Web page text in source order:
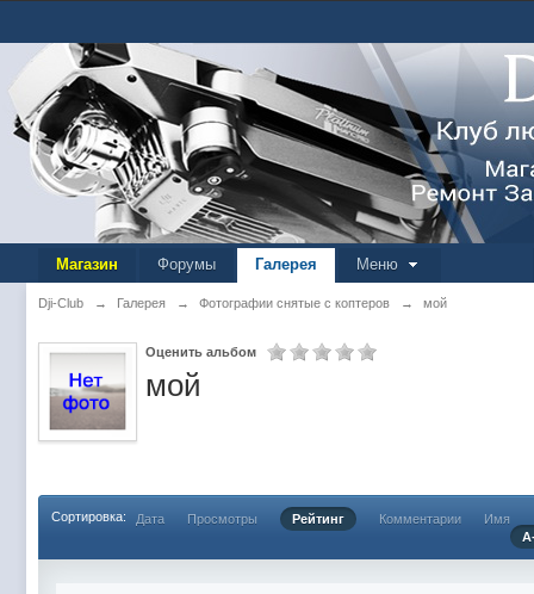
Магазин Форумы Галерея Меню
Dji-Club → Галерея → Фотографии снятые с коптеров → мой
Оценить альбом
мой
Сортировка: Дата Просмотры Рейтинг Комментарии
Имя